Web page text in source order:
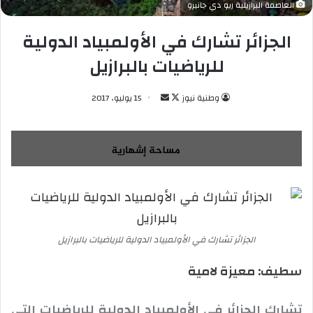
العاصمة البرازيلية ريو دي جانيرو
الجزائر تشارك في الأولمبياد الدولية
للرياضيات بالبرازيل
وطنية نيوز
ت
ب
ع
ع
ى
X
س
ل
ب
ي
د
15 يوليو، 2017
الجزائر تشارك في الأولمبياد الدولية للرياضيات بالبرازيل
سطيف: معيزة لامية